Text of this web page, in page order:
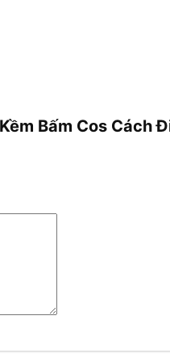
Bấm Cos Cách